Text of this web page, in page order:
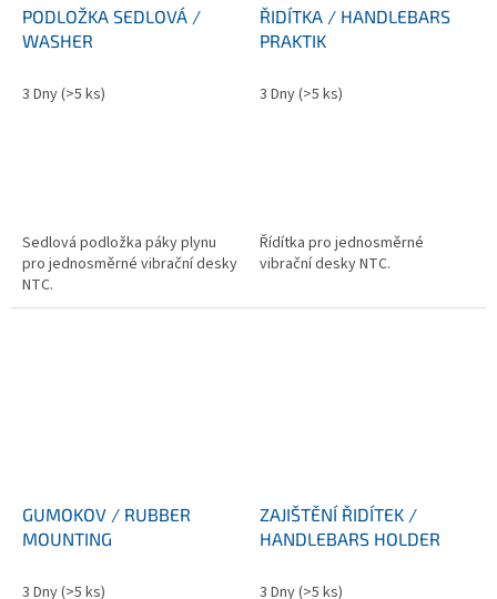
PODLOŽKA SEDLOVÁ /
WASHER
3 Dny(>5 ks)
Sedlová podložka páky plynu
pro jednosměrné vibrační desky
NTC.
ŘIDÍTKA / HANDLEBARS
PRAKTIK
3 Dny(>5 ks)
Řídítka pro jednosměrné
vibrační desky NTC.
GUMOKOV / RUBBER
MOUNTING
3 Dny(>5 ks)
ZAJIŠTĚNÍ ŘIDÍTEK /
HANDLEBARS HOLDER
3 Dny(>5 ks)